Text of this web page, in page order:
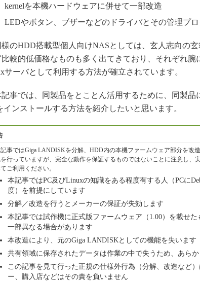
kernelを本機ハードウェアに併せて一部改造
LEDやボタン、ブザーなどのドライバとその管理プ
のHDD搭載型個人向けNASとしては、玄人志向の玄
比較的低価格なものも多く出てきており、それぞれ腕
サーバとして利用する方法が確立されています。
事では、同製品をとことん活用するために、同製品
インストールする方法を紹介したいと思います。
事ではGiga LANDISKを分解、HDD内の本機ファームウェア部分を改
行っていますが、完全な動作を保証するものではないことに注意し、
ご利用ください。
本記事ではPC及びLinuxの知識をある程度有する人（PCに
度）を前提にしています
分解／改造を行うとメーカーの保証が失効します
本記事では試作機に正式版ファームウェア（1.00）を載せ
一部異なる場合があります
本改造により、元のGiga LANDISKとしての機能を失います
共有領域に保存されたデータは作業の中で失うため、あら
この記事を見て行った正規の仕様外行為（分解、改造など
ー、購入店などはその責を負いません